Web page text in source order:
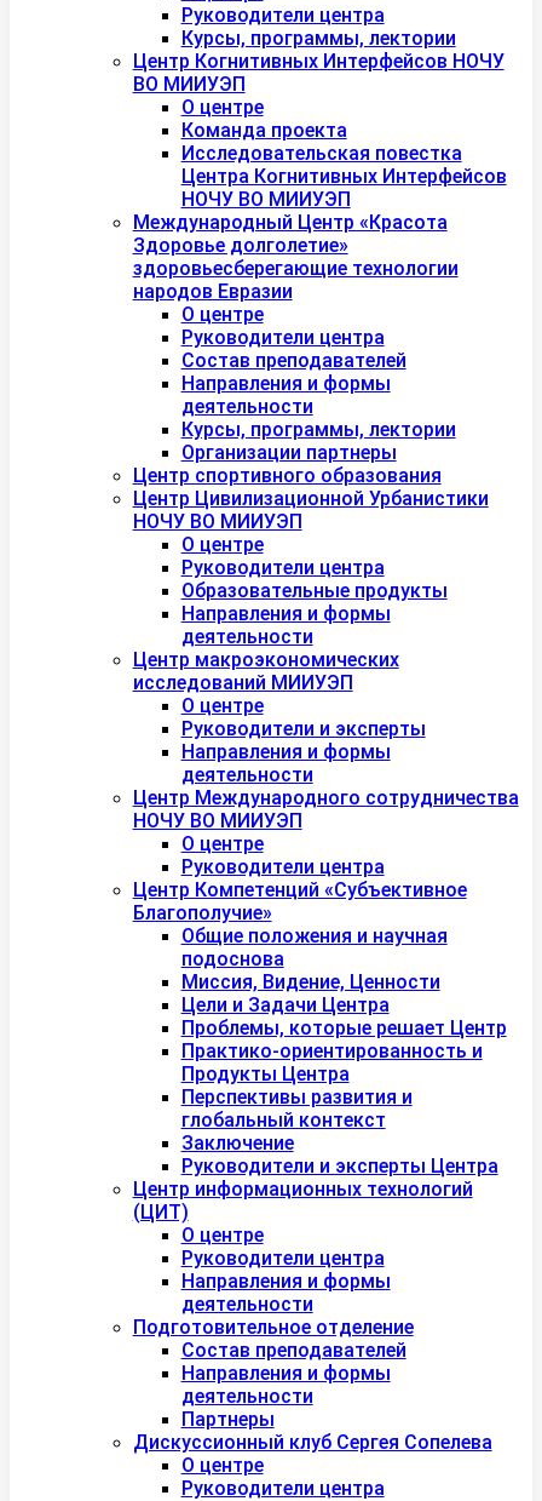
Руководители центра
Курсы, программы, лектории
Центр Когнитивных Интерфейсов НОЧУ
ВО МИИУЭП
О центре
Команда проекта
Исследовательская повестка
Центра Когнитивных Интерфейсов
НОЧУ ВО МИИУЭП
Международный Центр «Красота
Здоровье долголетие»
здоровьесберегающие технологии
народов Евразии
О центре
Руководители центра
Состав преподавателей
Направления и формы
деятельности
Курсы, программы, лектории
Организации партнеры
Центр спортивного образования
Центр Цивилизационной Урбанистики
НОЧУ ВО МИИУЭП
О центре
Руководители центра
Образовательные продукты
Направления и формы
деятельности
Центр макроэкономических
исследований МИИУЭП
О центре
Руководители и эксперты
Направления и формы
деятельности
Центр Международного сотрудничества
НОЧУ ВО МИИУЭП
О центре
Руководители центра
Центр Компетенций «Субъективное
Благополучие»
Общие положения и научная
подоснова
Миссия, Видение, Ценности
Цели и Задачи Центра
Проблемы, которые решает Центр
Практико-ориентированность и
Продукты Центра
Перспективы развития и
глобальный контекст
Заключение
Руководители и эксперты Центра
Центр информационных технологий
(ЦИТ)
О центре
Руководители центра
Направления и формы
деятельности
Подготовительное отделение
Состав преподавателей
Направления и формы
деятельности
Партнеры
Дискуссионный клуб Сергея Сопелева
О центре
Руководители центра